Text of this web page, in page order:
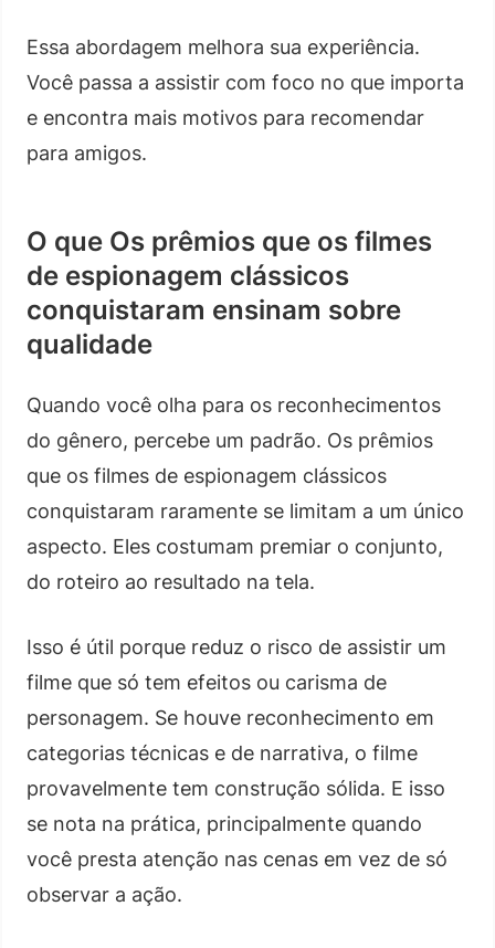
Essa abordagem melhora sua experiência.
Você passa a assistir com foco no que importa
e encontra mais motivos para recomendar
para amigos.
O que Os prêmios que os filmes
de espionagem clássicos
conquistaram ensinam sobre
qualidade
Quando você olha para os reconhecimentos
do gênero, percebe um padrão. Os prêmios
que os filmes de espionagem clássicos
conquistaram raramente se limitam a um único
aspecto. Eles costumam premiar o conjunto,
do roteiro ao resultado na tela.
Isso é útil porque reduz o risco de assistir um
filme que só tem efeitos ou carisma de
personagem. Se houve reconhecimento em
categorias técnicas e de narrativa, o filme
provavelmente tem construção sólida. E isso
se nota na prática, principalmente quando
você presta atenção nas cenas em vez de só
observar a ação.